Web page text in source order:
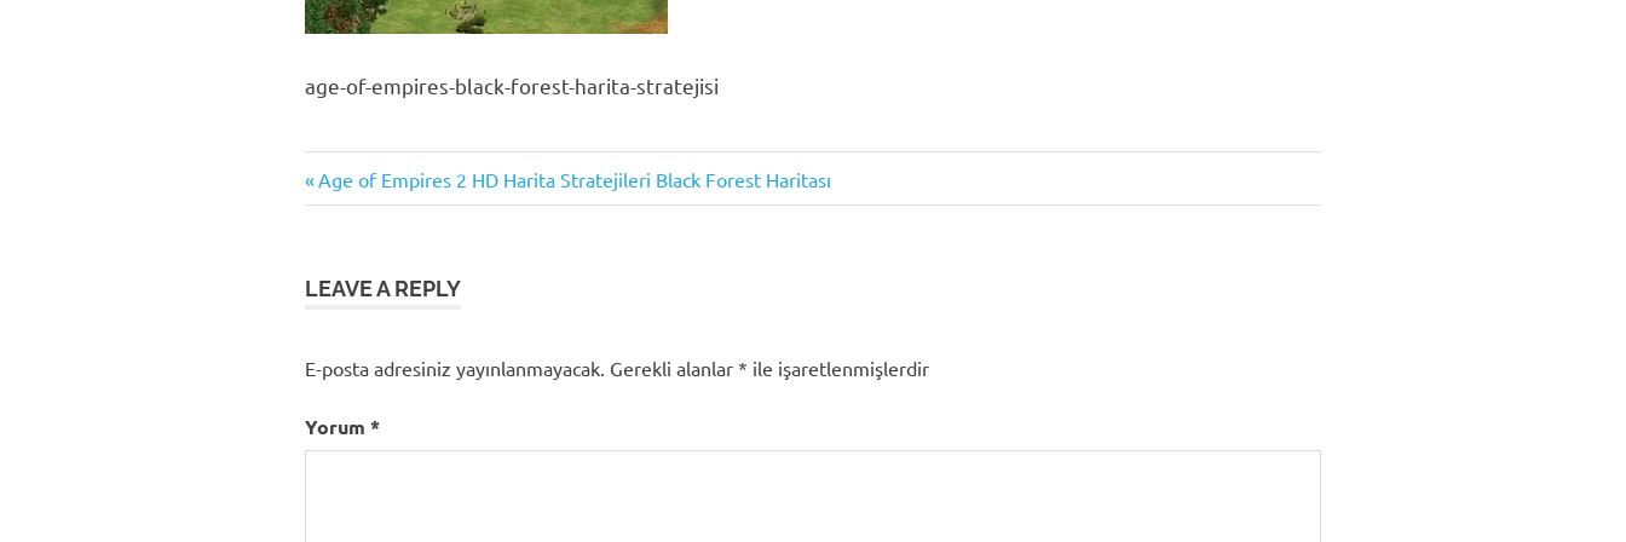
age-of-empires-black-forest-harita-stratejisi
Yazı
Previous
Post:
Age of Empires 2 HD Harita Stratejileri Black Forest Haritası
LEAVE A REPLY
E-posta adresiniz yayınlanmayacak. Gerekli alanlar * ile işaretlenmişlerdir
Yorum *